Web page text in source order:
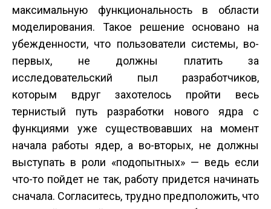
максимальную функциональность в области
моделирования. Такое решение основано на
убежденности, что пользователи системы, во-
первых, не должны платить за
исследовательский пыл разработчиков,
которым вдруг захотелось пройти весь
тернистый путь разработки нового ядра с
функциями уже существовавших на момент
начала работы ядер, а во-вторых, не должны
выступать в роли «подопытных» — ведь если
что-то пойдет не так, работу придется начинать
сначала. Согласитесь, трудно предположить, что